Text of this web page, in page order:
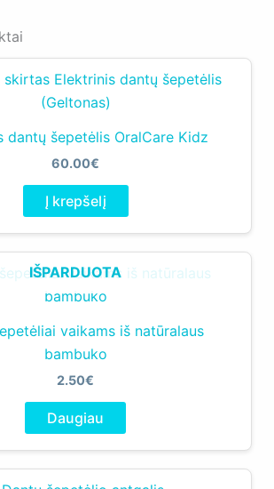
dantų šepetėlis OralCare Kidz
60.00€
Į krepšelį
IŠPARDUOTA
vaikams iš natūralaus
bambuko
2.50€
Daugiau